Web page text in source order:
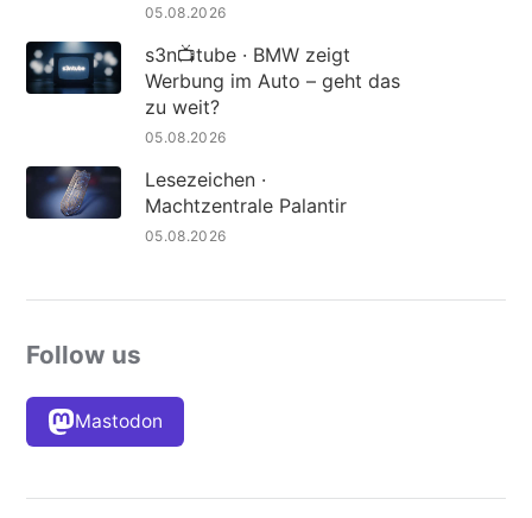
05.08.2026
s3n📺tube · BMW zeigt
Werbung im Auto – geht das
zu weit?
05.08.2026
Lesezeichen ·
Machtzentrale Palantir
05.08.2026
Follow us
Mastodon